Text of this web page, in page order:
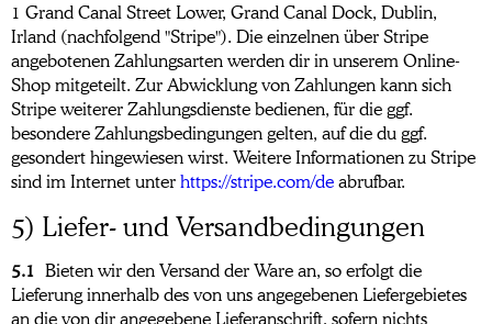
1 Grand Canal Street Lower, Grand Canal Dock, Dublin,
Irland (nachfolgend "Stripe"). Die einzelnen über Stripe
angebotenen Zahlungsarten werden dir in unserem Online-
Shop mitgeteilt. Zur Abwicklung von Zahlungen kann sich
Stripe weiterer Zahlungsdienste bedienen, für die ggf.
besondere Zahlungsbedingungen gelten, auf die du ggf.
gesondert hingewiesen wirst. Weitere Informationen zu Stripe
sind im Internet unter https://stripe.com/de abrufbar.
5) Liefer- und Versandbedingungen
5.1 Bieten wir den Versand der Ware an, so erfolgt die
Lieferung innerhalb des von uns angegebenen Liefergebietes
an die von dir angegebene Lieferanschrift, sofern nichts